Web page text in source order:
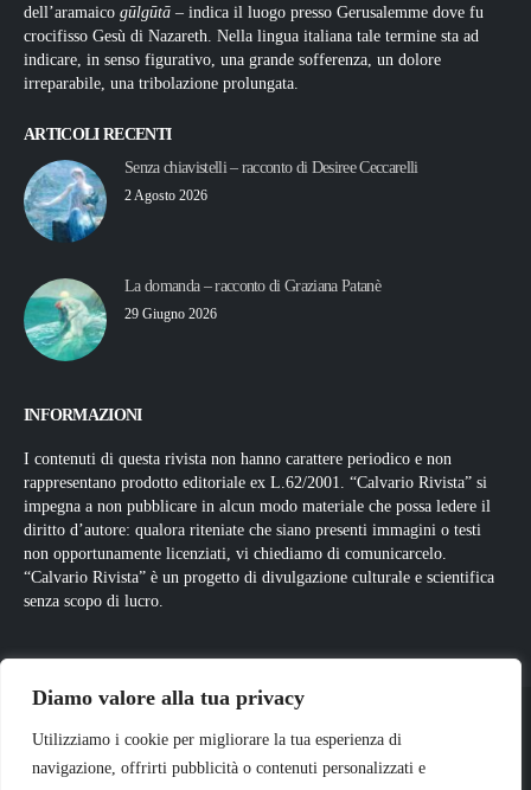
Diamo valore alla tua privacy
Utilizziamo i cookie per migliorare la tua esperienza di
navigazione, offrirti pubblicità o contenuti personalizzati e
dell’aramaico gūlgūtā – indica il luogo presso Gerusalemme dove fu
crocifisso Gesù di Nazareth. Nella lingua italiana tale termine sta ad
indicare, in senso figurativo, una grande sofferenza, un dolore
irreparabile, una tribolazione prolungata.
ARTICOLI RECENTI
Senza chiavistelli – racconto di Desiree Ceccarelli
2 Agosto 2026
La domanda – racconto di Graziana Patanè
29 Giugno 2026
INFORMAZIONI
I contenuti di questa rivista non hanno carattere periodico e non
rappresentano prodotto editoriale ex L.62/2001. “Calvario Rivista” si
impegna a non pubblicare in alcun modo materiale che possa ledere il
diritto d’autore: qualora riteniate che siano presenti immagini o testi
non opportunamente licenziati, vi chiediamo di comunicarcelo.
“Calvario Rivista” è un progetto di divulgazione culturale e scientifica
senza scopo di lucro.